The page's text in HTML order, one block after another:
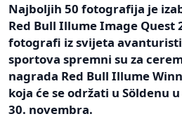
Najboljih 50 fotografija je
Red Bull Illume Image Quest
fotografi iz svijeta
sportova spremni su za
nagrada Red Bull Illume
koja će se održati u Söldenu
30. novembra.